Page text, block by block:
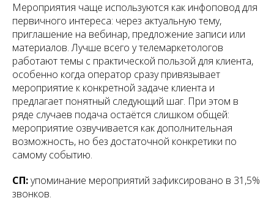
Мероприятия чаще используются как инфоповод для
первичного интереса: через актуальную тему,
приглашение на вебинар, предложение записи или
материалов. Лучше всего у телемаркетологов
работают темы с практической пользой для клиента,
особенно когда оператор сразу привязывает
мероприятие к конкретной задаче клиента и
предлагает понятный следующий шаг. При этом в
ряде случаев подача остаётся слишком общей:
мероприятие озвучивается как дополнительная
возможность, но без достаточной конкретики по
самому событию.
СП:упоминание мероприятий зафиксировано в 31,5%
звонков.